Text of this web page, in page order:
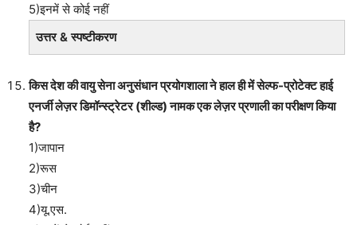
5)इनमें से कोई नहीं
उत्तर & स्पष्टीकरण
किस देश की वायु सेना अनुसंधान प्रयोगशाला ने हाल ही में सेल्फ-प्रोटेक्ट हाई
एनर्जी लेज़र डिमॉन्स्ट्रेटर (शील्ड) नामक एक लेज़र प्रणाली का परीक्षण किया
है?
1)जापान
2)रूस
3)चीन
4)यू.एस.